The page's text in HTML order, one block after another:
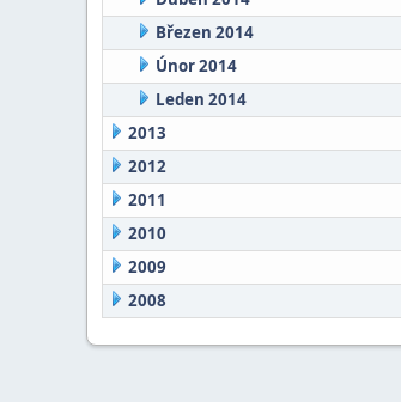
Březen 2014
Únor 2014
Leden 2014
2013
2012
2011
2010
2009
2008